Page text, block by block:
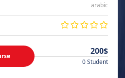
arabic
200$
0 Student